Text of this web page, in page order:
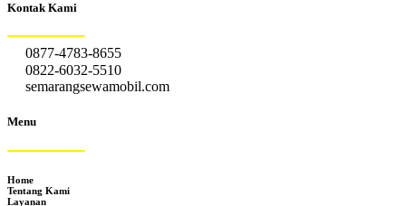
Kontak Kami
0877-4783-8655
0822-6032-5510
semarangsewamobil.com
Menu
Home
Tentang Kami
Layanan